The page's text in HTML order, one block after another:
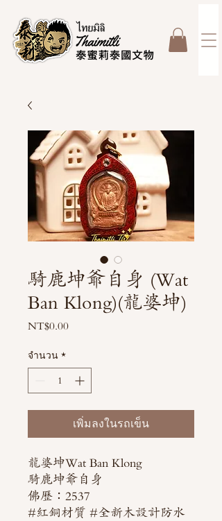
騎鹿坤爺自身 (Wat
Ban Klong)(龍婆坤)
NT$0.00ราคา
จำนวน *
เพิ่มลงในรถเข็น
龍婆坤Wat Ban Klong
騎鹿坤爺自身
佛歷：2537
#紅銅材質 #全新木設計防水